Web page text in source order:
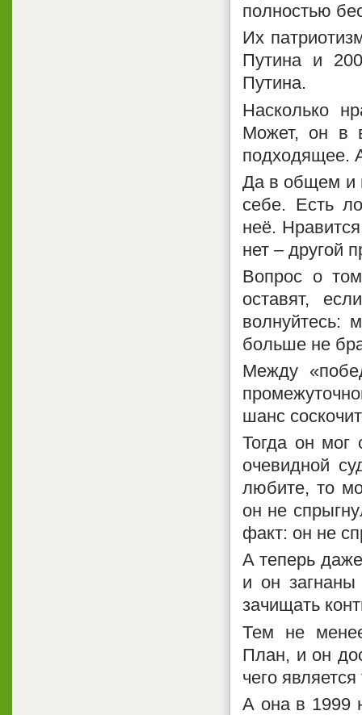
полностью
Их
Путина и
Путина.
Насколько
Может, он в
подходящее.
Да в общем и
себе. Есть
неё.
нет – другой
Вопрос о
оставят,
волнуйтесь:
больше не
Между
шанс
Тогда он мог
очевидной
любите, то
он не
факт: он не
А теперь
и он
зачищать
Тем не
План, и он
чего
А она в 1999